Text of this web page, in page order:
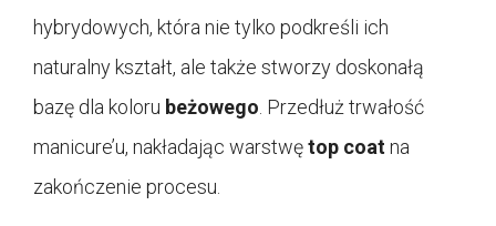
hybrydowych, która nie tylko podkreśli ich
naturalny kształt, ale także stworzy doskonałą
bazę dla koloru beżowego . Przedłuż trwałość
manicure’u, nakładając warstwętop coatna
zakończenie procesu.